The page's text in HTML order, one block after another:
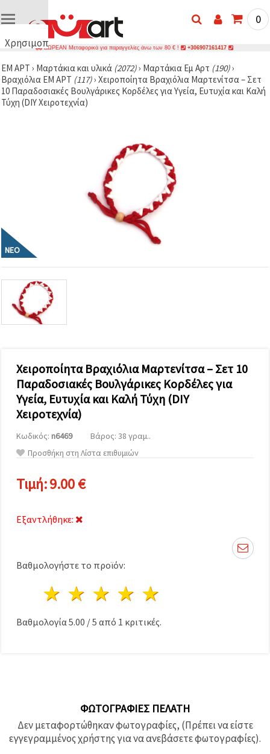
Χρησιμοποιούμε
🍪
Χρησιμοποιούμε
cookies και
παρόμοιες
συγκατάθεσή
σας, να
αναλύουμε
την
προβάλλουμε
πιο σχετικό
περιεχόμενο
και
των
συνεργατών
μας για
αναλύσεις
μάρκετινγκ.
Μπορείτε
συμφωνήσετε
όλα τα
cookies
ιστότοπο!
προτιμήσεις
σας στις
επιλέγοντας
τύπο
cookies και
0
ΔΩΡΕΑΝ Μεταφορικά για παραγγελίες άνω των 80 € ! +306907161417
ΕΜ ΑΡΤ › Μαρτάκια και υλικά (2072)› Μαρτάκια Еμ Аρτ (190)›
Βραχιόλια ЕМ АРТ (117)› Χειροποίητα Βραχιόλια Μαρτενίτσα – Σετ
10 Παραδοσιακές Βουλγάρικες Κορδέλες για Υγεία, Ευτυχία και Καλή
Τύχη (DIY Χειροτεχνία)
ΝΈΟ
Χειροποίητα Βραχιόλια Μαρτενίτσα – Σετ 10
Παραδοσιακές Βουλγάρικες Κορδέλες για
Υγεία, Ευτυχία και Καλή Τύχη (DIY
Χειροτεχνία)
Κωδικός: n6469
Βάρος: 38 γραμ..
Προσθήκη στη Λίστα επιθυμιών
Τιμή:9.00 €
Εξαντλήθηκε:
Βαθμολογήστε το προϊόν:
4 Αστέρια
3 Αστέρια
2 Αστέρια
1 Αστέρι
Βαθμολογία 5.00 /5 από 1 κριτικές.
ΦΩΤΟΓΡΑΦΊΕΣ ΠΕΛΆΤΗ
Δεν μεταφορτώθηκαν φωτογραφίες, (Πρέπει να είστε
εγγεγραμμένος χρήστης για να ανεβάσετε φωτογραφίες).